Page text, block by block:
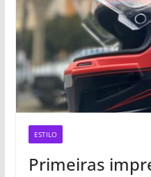
ESTILO
Primeiras